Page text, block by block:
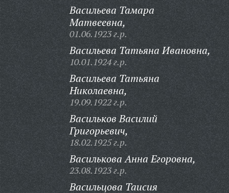
Васильева Тамара
Матвеевна,
01.06.1923 г.р.
Васильева Татьяна Ивановна,
10.01.1924 г.р.
Васильева Татьяна
Николаевна,
19.09.1922 г.р.
Васильков Василий
Григорьевич,
18.02.1925 г.р.
Василькова Анна Егоровна,
23.08.1923 г.р.
Васильцова Таисия